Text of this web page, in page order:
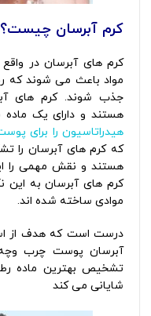
کرم آبرسان چیست؟
کرم های آبرسان در
مواد باعث می شوند
جذب شوند. کرم های
هستند و دارای یک
هیدراتاسیون را برای
که کرم های آبرسان را
هستند و نقش مهمی را
کرم های آبرسان به این
موادی ساخته شده اند.
درست است که هدف از
آبرسان پوست چرب
تشخیص بهترین ماده
شایانی می کند